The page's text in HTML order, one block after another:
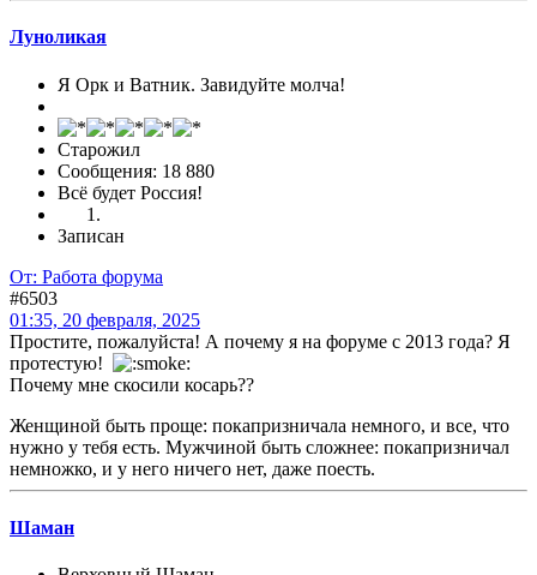
Луноликая
Я Орк и Ватник. Завидуйте молча!
Старожил
Сообщения: 18 880
Всё будет Россия!
Записан
От: Работа форума
#6503
01:35, 20 февраля, 2025
Простите, пожалуйста! А почему я на форуме с 2013 года? Я
протестую!
Почему мне скосили косарь??
Женщиной быть проще: покапризничала немного, и все, что
нужно у тебя есть. Мужчиной быть сложнее: покапризничал
немножко, и у него ничего нет, даже поесть.
Шаман